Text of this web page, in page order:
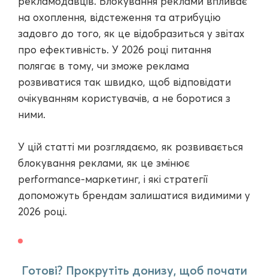
на охоплення, відстеження та атрибуцію
задовго до того, як це відобразиться у звітах
про ефективність. У 2026 році питання
полягає в тому, чи зможе реклама
розвиватися так швидко, щоб відповідати
очікуванням користувачів, а не боротися з
ними.
У цій статті ми розглядаємо, як розвивається
блокування реклами, як це змінює
performance-маркетинг, і які стратегії
допоможуть брендам залишатися видимими у
2026 році.
Готові? Прокрутіть донизу, щоб почати